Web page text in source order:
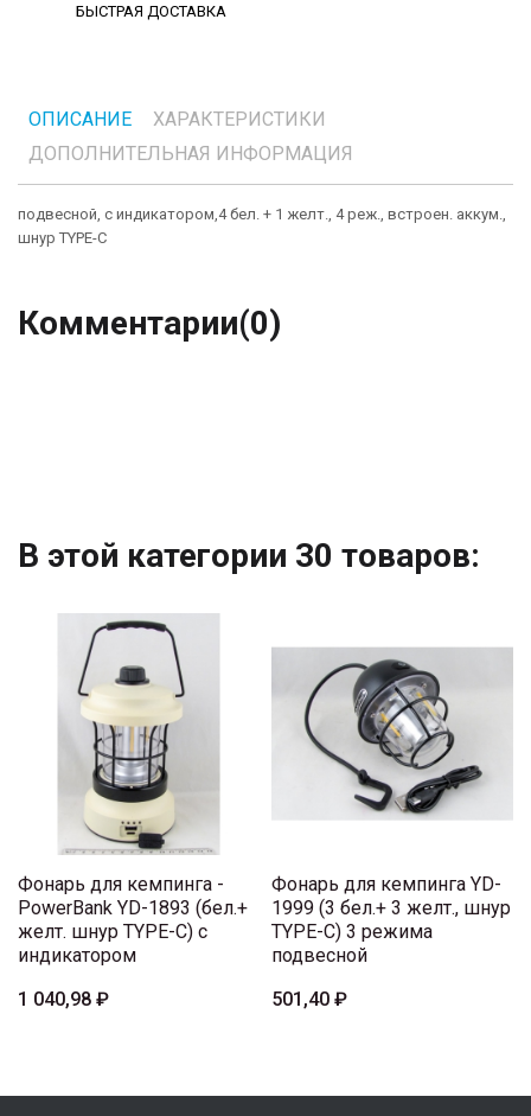
БЫСТРАЯ ДОСТАВКА
ОПИСАНИЕ
ХАРАКТЕРИСТИКИ
ДОПОЛНИТЕЛЬНАЯ ИНФОРМАЦИЯ
подвесной, с индикатором,4 бел. + 1 желт., 4 реж., встроен. аккум.,
шнур TYPE-C
Комментарии(0)
В этой категории 30 товаров:
Фонарь для кемпинга -
PowerBank YD-1893 (бел.+
желт. шнур TYPE-C) с
индикатором
1 040,98 ₽
Фонарь для кемпинга YD-
1999 (3 бел.+ 3 желт., шнур
TYPE-C) 3 режима
подвесной
501,40 ₽